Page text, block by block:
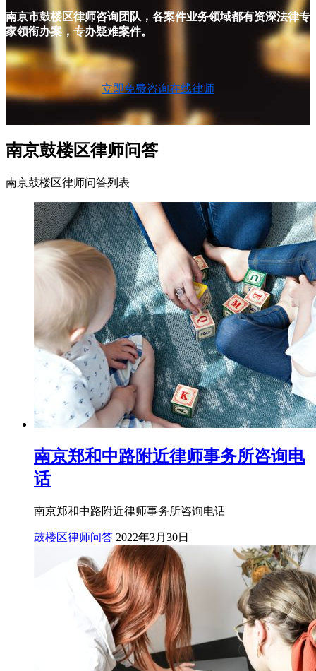
南京市鼓楼区律师咨询团队，各案件业务领域都有资深法律专
家领衔办案，专办疑难案件。
立即免费咨询在线律师
南京鼓楼区律师问答
南京鼓楼区律师问答列表
南京郑和中路附近律师事务所咨询电
话
南京郑和中路附近律师事务所咨询电话
鼓楼区律师问答 2022年3月30日